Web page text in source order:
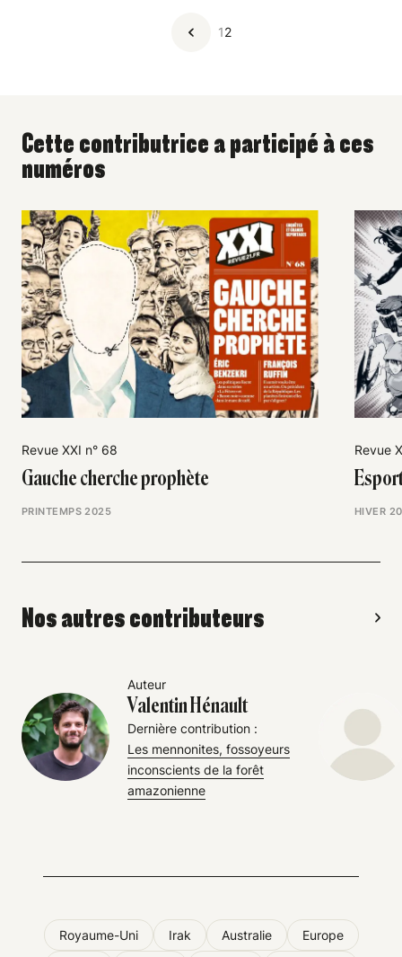
12
Cette contributrice a participé à ces
numéros
Revue XXI n° 68
Gauche cherche prophète
PRINTEMPS 2025
Revue
HIVER
Nos autres contributeurs
Auteur
Valentin Hénault
Dernière contribution :
Les mennonites, fossoyeurs
inconscients de la forêt
amazonienne
Royaume-Uni Irak Australie Europe